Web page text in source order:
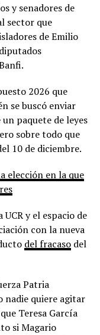
y senadores de
sector que
de Emilio
2026 que
se buscó enviar
paquete de leyes
sobre todo que
10 de diciembre.
elección en la que
y el espacio de
con la nueva
del fracasodel
Patria
nadie quiere agitar
Teresa García
si Magario